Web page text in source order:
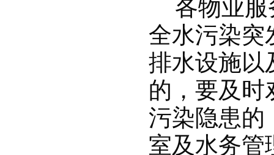
各物业
全水污染突
排水设施以
的，要及时
污染隐患的
室及水务管